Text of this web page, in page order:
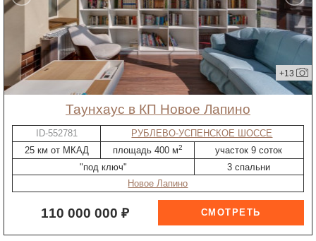
+13
таунхаус в КП Новое Лапино
ID-552781
РУБЛЕВО-УСПЕНСКОЕ ШОССЕ
25 км от МКАД
площадь 400 м2
участок 9 соток
"под ключ"
3 спальни
Новое Лапино
110 000 000 ₽